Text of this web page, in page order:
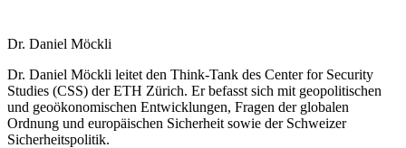
Dr. Daniel Möckli
Dr. Daniel Möckli leitet den Think-Tank des Center for Security
Studies (CSS) der ETH Zürich. Er befasst sich mit geopolitischen
und geoökonomischen Entwicklungen, Fragen der globalen
Ordnung und europäischen Sicherheit sowie der Schweizer
Sicherheitspolitik.